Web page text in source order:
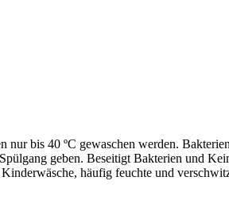
bis 40 ºC gewaschen werden.
geben. Beseitigt Bakterien und
häufig feuchte und